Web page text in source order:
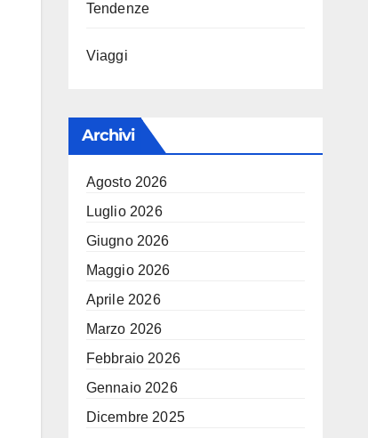
Tendenze
Viaggi
Archivi
Agosto 2026
Luglio 2026
Giugno 2026
Maggio 2026
Aprile 2026
Marzo 2026
Febbraio 2026
Gennaio 2026
Dicembre 2025